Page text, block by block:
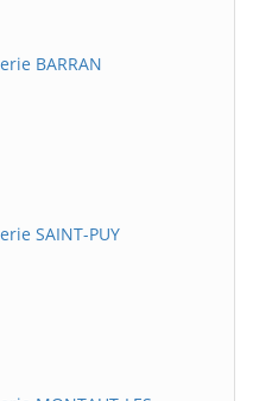
BARRAN
SAINT-PUY